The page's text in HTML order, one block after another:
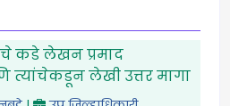
कडे लेखन प्रमाद
त्यांचेकडून लेखी उत्तर मागा